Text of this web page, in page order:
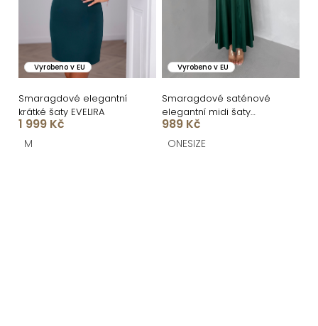
Vyrobeno v EU
Smaragdové elegantní
krátké šaty EVELIRA
1 999 Kč
M
Vyrobeno v EU
Smaragdové saténové
elegantní midi šaty
SIMUEL se šněrováním
989 Kč
ONESIZE